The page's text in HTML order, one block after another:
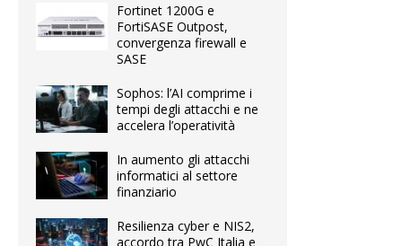
Fortinet 1200G e
FortiSASE Outpost,
convergenza firewall e
SASE
Sophos: l’AI comprime i
tempi degli attacchi e ne
accelera l’operatività
In aumento gli attacchi
informatici al settore
finanziario
Resilienza cyber e NIS2,
accordo tra PwC Italia e